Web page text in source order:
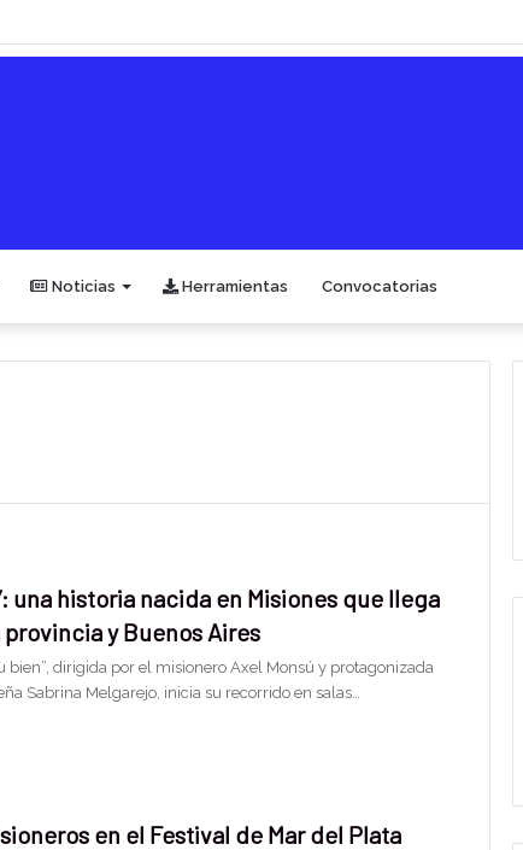
Noticias Herramientas Convocatorias
una historia nacida en Misiones que llega
provincia y Buenos Aires
bien”, dirigida por el misionero Axel Monsú y protagonizada
Sabrina Melgarejo, inicia su recorrido en salas…
en el Festival de Mar del Plata